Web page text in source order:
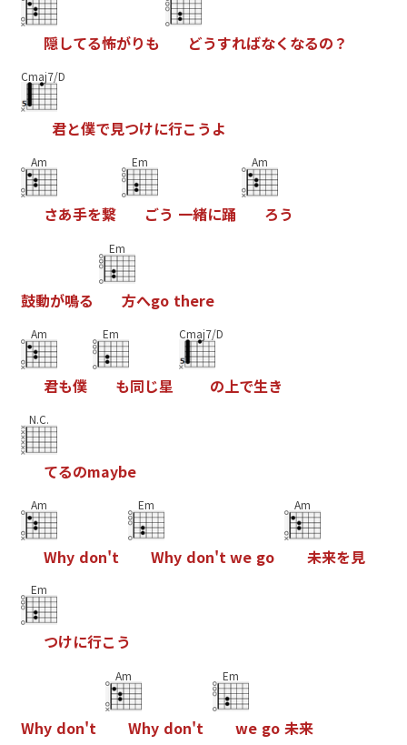
隠してる怖がりも どうすればなく なるの ？
Cmaj7/D
君と僕で見つけに行こ う よ
Am
さあ手を繋
Em
ごう 一緒に踊
Am
ろう
鼓動が鳴る
Em
方へgo there
Am
君も僕
Em
も同じ星
Cmaj7/D
の上で生き
N.C.
てるのmaybe
Am
Why don't
Em
Why don'twe go
Am
未来を見
Em
つけに行こ う
Why don't
Am
Why don't
Em
we go 未来